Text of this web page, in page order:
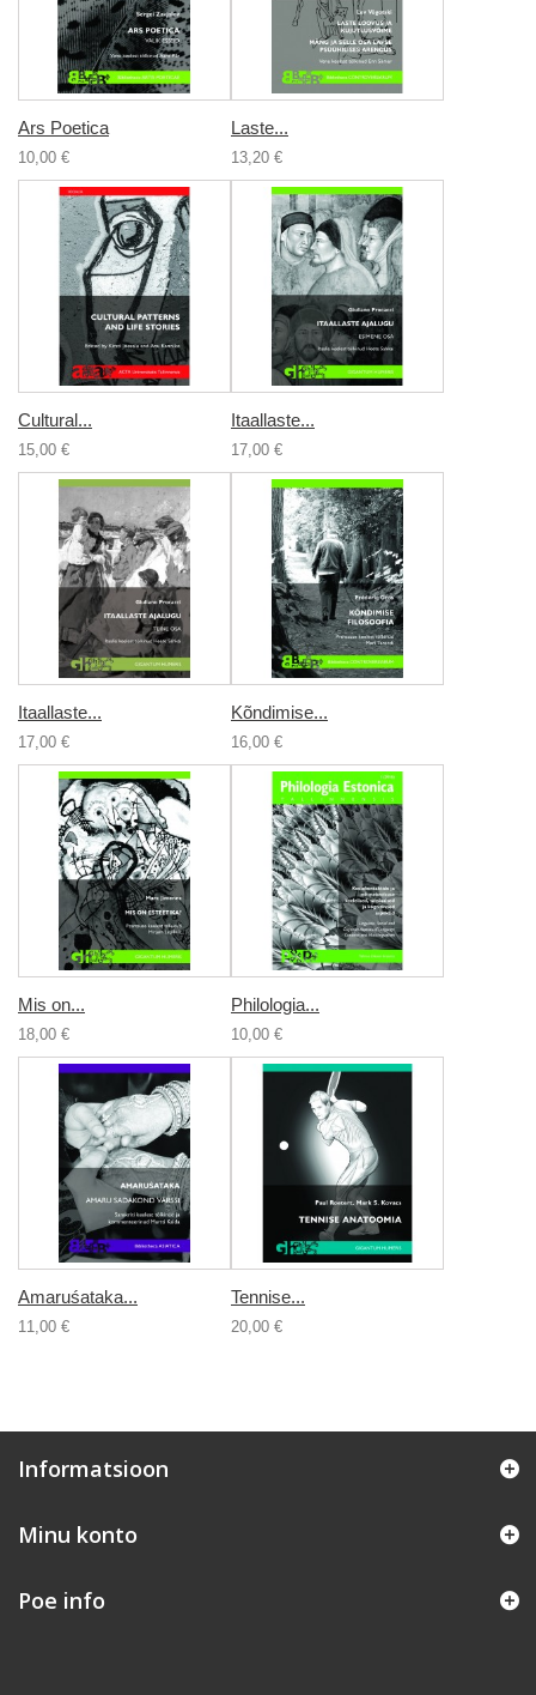
Ars Poetica
10,00 €
Laste...
13,20 €
Cultural...
15,00 €
Itaallaste...
17,00 €
Itaallaste...
17,00 €
Kõndimise...
16,00 €
Mis on...
18,00 €
Philologia...
10,00 €
Amaruśataka...
11,00 €
Tennise...
20,00 €
Informatsioon
Minu konto
Poe info